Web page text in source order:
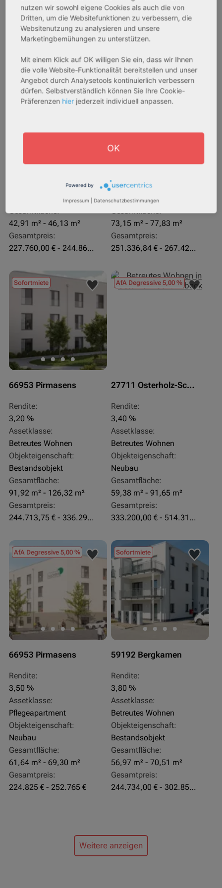
AfA Degressive 5,00 %
Rendite:
Assetklasse:
Objekteigenschaft:
Gesamtfläche:
42,91 m² - 46,13 m²
Gesamtpreis:
227.760,00 € - 244.860,00 €
4,07 %
Objekteigenschaft:
Bestandsobjekt
Gesamtfläche:
73,15 m² - 77,83 m²
Gesamtpreis:
251.336,84 € - 267.420,00 €
Sofortmiete
66953 Pirmasens
Rendite:
3,20 %
Assetklasse:
Betreutes Wohnen
Objekteigenschaft:
Bestandsobjekt
Gesamtfläche:
91,92 m² - 126,32 m²
Gesamtpreis:
244.713,75 € - 336.292 €
AfA Degressive 5,00 %
27711 Osterholz-Scharmbeck
Rendite:
3,40 %
Assetklasse:
Betreutes Wohnen
Objekteigenschaft:
Neubau
Gesamtfläche:
59,38 m² - 91,65 m²
Gesamtpreis:
333.200,00 € - 514.310,00 €
AfA Degressive 5,00 %
66953 Pirmasens
Rendite:
3,50 %
Assetklasse:
Pflegeapartment
Objekteigenschaft:
Neubau
Gesamtfläche:
61,64 m² - 69,30 m²
Gesamtpreis:
224.825 € - 252.765 €
Sofortmiete
59192 Bergkamen
Rendite:
3,80 %
Assetklasse:
Betreutes Wohnen
Objekteigenschaft:
Bestandsobjekt
Gesamtfläche:
56,97 m² - 70,51 m²
Gesamtpreis:
244.734,00 € - 302.855,00 €
Weitere anzeigen
nutzen wir sowohl eigene Cookies als auch die von
Dritten, um die Websitefunktionen zu verbessern, die
Websitenutzung zu analysieren und unsere
Marketingbemühungen zu unterstützen.
Mit einem Klick auf OK willigen Sie ein, dass wir Ihnen
die volle Website-Funktionalität bereitstellen und unser
Angebot durch Analysetools kontinuierlich verbessern
dürfen. Selbstverständlich können Sie Ihre Cookie-
Präferenzen hier jederzeit individuell anpassen.
OK
Powered by
Impressum Datenschutzbestimmungen